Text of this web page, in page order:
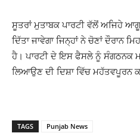
ਸੂਤਰਾਂ ਮੁਤਾਬਕ ਪਾਰਟੀ ਵੱਲੋਂ ਅਜਿਹੇ
ਦਿੱਤਾ ਜਾਵੇਗਾ ਜਿਨ੍ਹਾਂ ਨੇ ਚੋਣਾਂ ਦੌਰਾਨ
ਹੈ। ਪਾਰਟੀ ਦੇ ਇਸ ਫੈਸਲੇ ਨੂੰ
ਲਿਆਉਣ ਦੀ ਦਿਸ਼ਾ ਵਿੱਚ ਮਹੱਤਵਪੂਰਨ
TAGS Punjab News